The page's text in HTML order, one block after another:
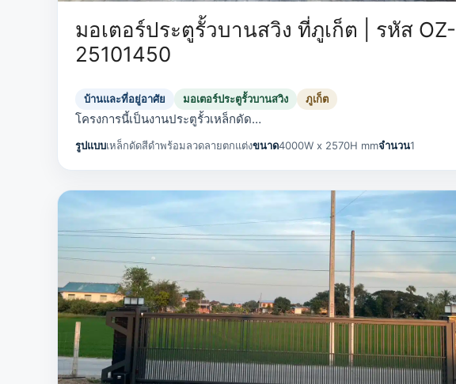
มอเตอร์ประตูรั้วบานสวิง ที่ภูเก็ต | รหัส OZ-
25101450
บ้านและที่อยู่อาศัย มอเตอร์ประตูรั้วบานสวิง ภูเก็ต
โครงการนี้เป็นงานประตูรั้วเหล็กดัด…
รูปแบบเหล็กดัดสีดำพร้อมลวดลายตกแต่งขนาด4000W x 2570H mmจำนวน1